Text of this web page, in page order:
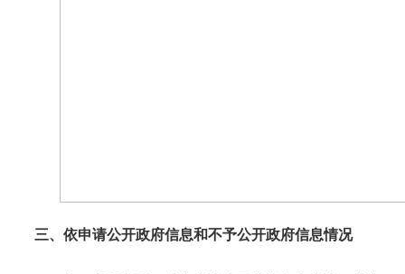
三、依申请公开政府信息和不予公开政府信息情况